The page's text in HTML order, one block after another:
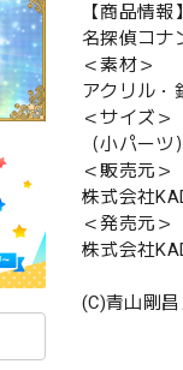
【商品情報】
名探偵コナ
＜素材＞
アクリル・
＜サイズ＞
（小パー
＜販売元＞
株式会社
＜発売元＞
株式会社
(C)青山剛